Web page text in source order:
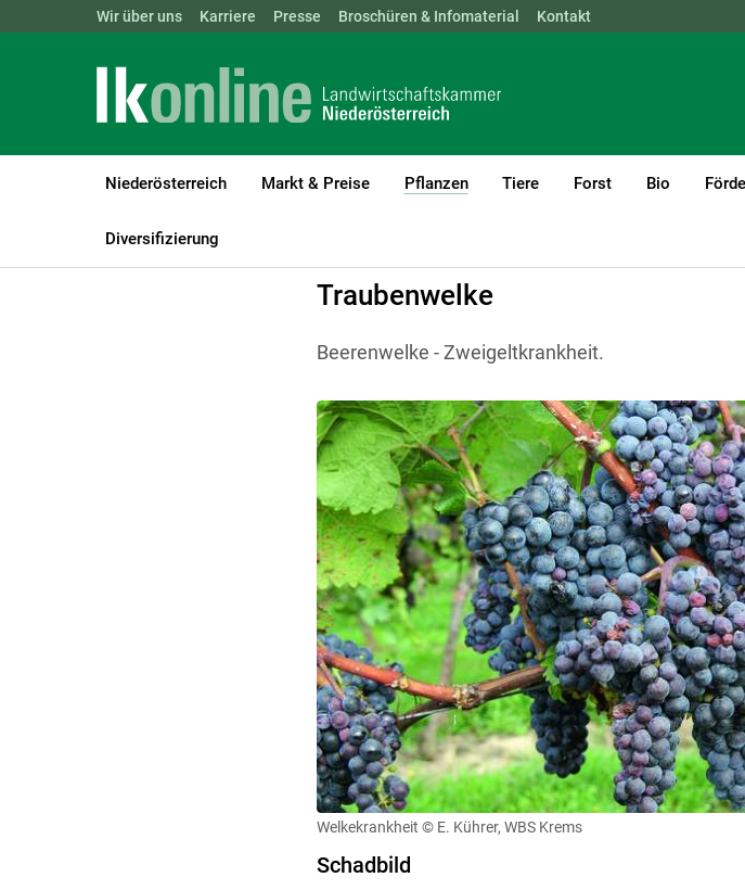
Landwirtschaftskammern: ÖSTERREICH BGLD KTN NÖ OÖ SBG
Wir über uns Karriere Presse Broschüren & Infomaterial Kontakt
Niederösterreich Markt & Preise Pflanzen
(current)1
Tiere Forst Bio
Diversifizierung
LK Niederösterreich
Traubenwelke
Beerenwelke - Zweigeltkrankheit.
Welkekrankheit © E. Kührer, WBS Krems
Schadbild